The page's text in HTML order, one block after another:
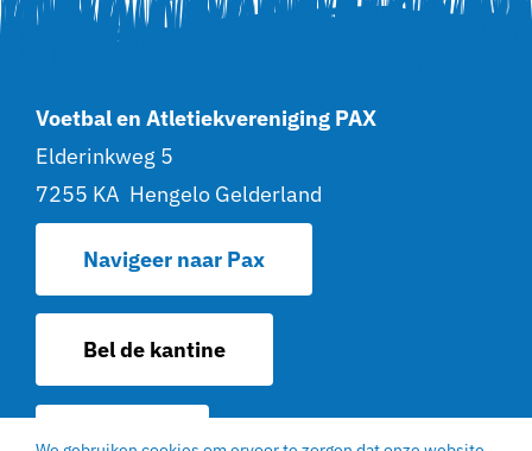
Voetbal en Atletiekvereniging PAX
Elderinkweg 5
7255 KA Hengelo Gelderland
Navigeer naar Pax
Bel de kantine
Contact